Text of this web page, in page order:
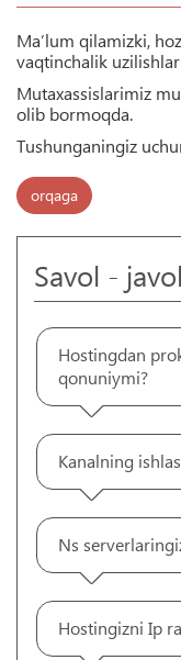
Ma’lum qilamizki,
vaqtinchalik
Mutaxassislarimiz
olib bormoqda.
Tushunganingiz
orqaga
Savol -
Hostingdan
qonuniymi?
Kanalning
Ns
Hostingizni Ip